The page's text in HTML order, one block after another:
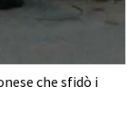
che sfidò i